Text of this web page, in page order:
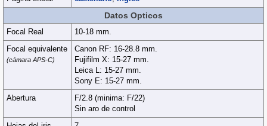
Datos Opticos
Focal Real
10-18 mm.
Focal equivalente
(cámara APS-C)
Canon RF: 16-28.8 mm.
Fujifilm X: 15-27 mm.
Leica L: 15-27 mm.
Sony E: 15-27 mm.
Abertura
F/2.8 (minima: F/22)
Sin aro de control